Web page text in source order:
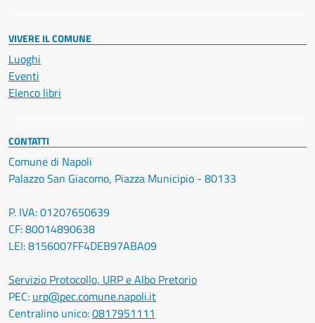
VIVERE IL COMUNE
Luoghi
Eventi
Elenco libri
CONTATTI
Comune di Napoli
Palazzo San Giacomo, Piazza Municipio - 80133
P. IVA: 01207650639
CF: 80014890638
LEI: 8156007FF4DEB97ABA09
Servizio Protocollo, URP e Albo Pretorio
PEC: urp@pec.comune.napoli.it
Centralino unico:0817951111